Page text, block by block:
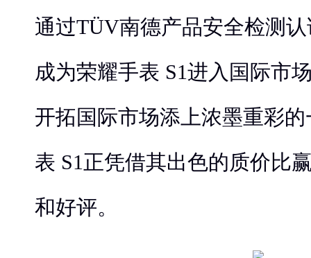
通过TÜV南德产品安全检测
成为荣耀手表 S1进入国际市
开拓国际市场添上浓墨重彩
表 S1正凭借其出色的质价比
和好评。